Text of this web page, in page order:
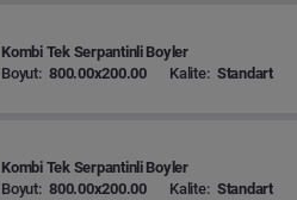
Kombi Tek Serpantinli Boyler
Boyut: 800.00x200.00 Kalite: Standart
Kombi Tek Serpantinli Boyler
Boyut: 800.00x200.00 Kalite: Standart